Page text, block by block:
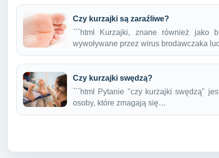
Czy kurzajki są zaraźliwe?
```html Kurzajki, znane również jako
wywoływane przez wirus brodawczaka
Czy kurzajki swędzą?
```html Pytanie "czy kurzajki swędzą"
osoby, które zmagają się…